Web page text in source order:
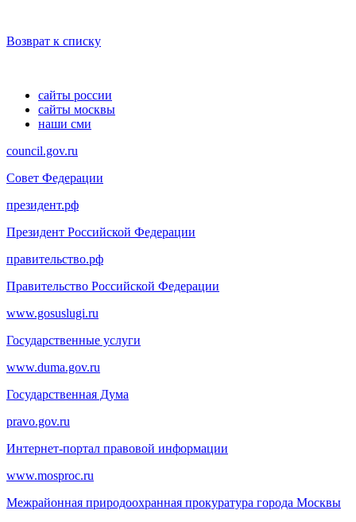
Возврат к списку
сайты россии
сайты москвы
наши сми
council.gov.ru
Совет Федерации
президент.рф
Президент Российской Федерации
правительство.рф
Правительство Российской Федерации
www.gosuslugi.ru
Государственные услуги
www.duma.gov.ru
Государственная Дума
pravo.gov.ru
Интернет-портал правовой информации
www.mosproc.ru
Межрайонная природоохранная прокуратура города Москвы